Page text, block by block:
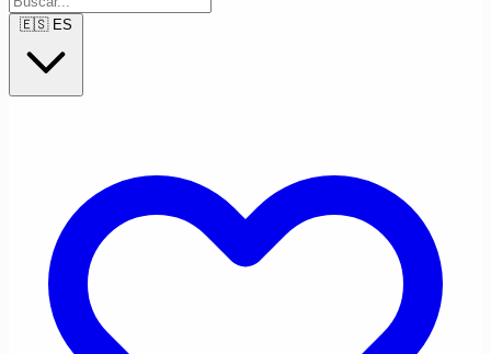
🇪🇸 ES